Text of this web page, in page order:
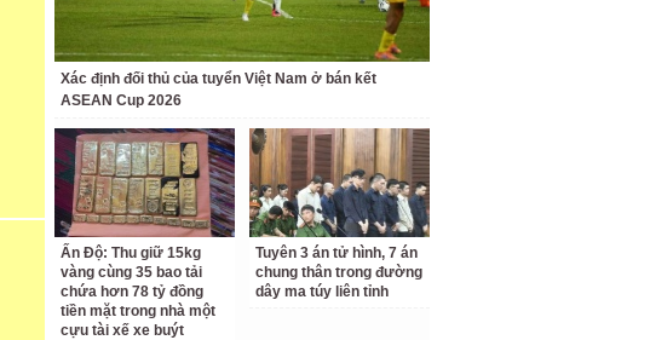
Xác định đối thủ của tuyển Việt Nam ở bán kết
ASEAN Cup 2026
Ấn Độ: Thu giữ 15kg
vàng cùng 35 bao tải
chứa hơn 78 tỷ đồng
tiền mặt trong nhà một
cựu tài xế xe buýt
Tuyên 3 án tử hình, 7 án
chung thân trong đường
dây ma túy liên tỉnh